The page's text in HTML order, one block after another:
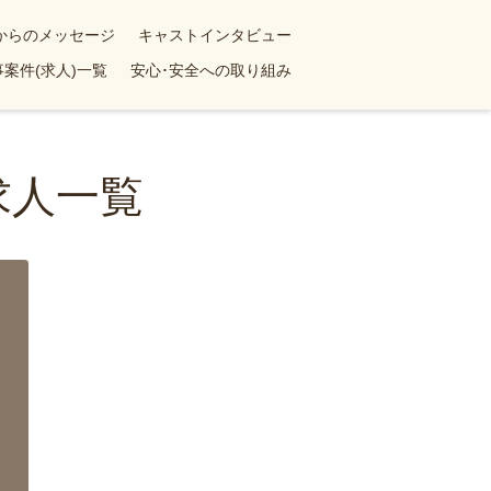
らのメッセージ
キャストインタビュー
案件(求人)一覧
安心･安全への取り組み
一覧